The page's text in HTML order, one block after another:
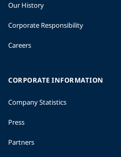
Our History
Corporate Responsibility
Careers
CORPORATE INFORMATION
Company Statistics
Press
Partners